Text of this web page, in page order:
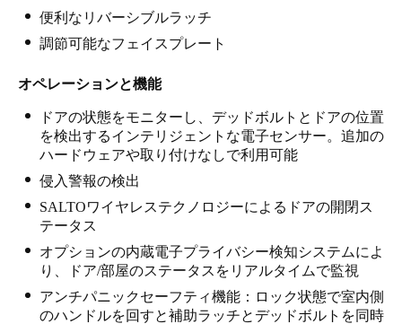
Save new selection as default
便利なリバーシブルラッチ
調節可能なフェイスプレート
オペレーションと機能
ドアの状態をモニターし、デッドボルトとドアの位置
を検出するインテリジェントな電子センサー。追加の
ハードウェアや取り付けなしで利用可能
侵入警報の検出
SALTOワイヤレステクノロジーによるドアの開閉ス
テータス
オプションの内蔵電子プライバシー検知システムによ
り、ドア/部屋のステータスをリアルタイムで監視
アンチパニックセーフティ機能：ロック状態で室内側
のハンドルを回すと補助ラッチとデッドボルトを同時